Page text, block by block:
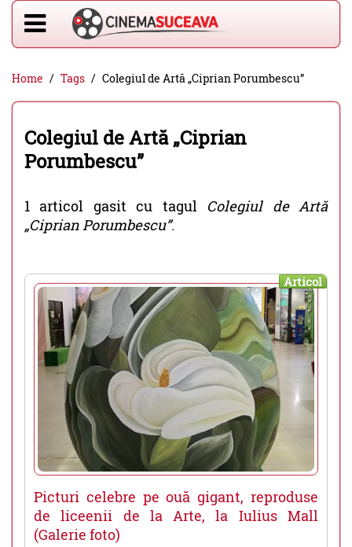
Home Tags Colegiul de Artă „Ciprian Porumbescu”
Colegiul de Artă „Ciprian
Porumbescu”
1 articol gasit cu tagul Colegiul de Artă
„Ciprian Porumbescu”.
Articol
Picturi celebre pe ouă gigant, reproduse
de liceenii de la Arte, la Iulius Mall
(Galerie foto)